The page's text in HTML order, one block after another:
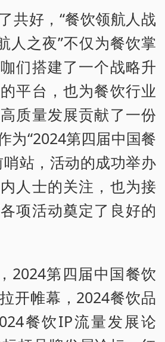
好，“餐饮领航人战
人之夜”不仅为餐饮掌
们搭建了一个战略升
平台，也为餐饮行业
质量发展贡献了一份
为“2024第四届中国餐
站，活动的成功举办
人士的关注，也为接
项活动奠定了良好的
第四届中国餐饮
开帷幕，2024餐饮品
餐饮IP流量发展论